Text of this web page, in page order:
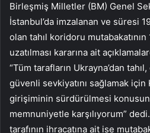
Birleşmiş Milletler (BM) Genel
İstanbul’da imzalanan ve süresi
olan tahıl koridoru
uzatılması kararına ait
“Tüm tarafların Ukrayna’dan
güvenli sevkiyatını sağlamak için
girişiminin sürdürülmesi
memnuniyetle karşılıyorum”
tarafının ihracatına ait ise